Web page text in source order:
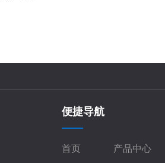
便捷导航
首页 产品中心